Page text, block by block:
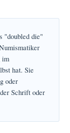
"doubled die"
im
hat. Sie
oder
Schrift oder